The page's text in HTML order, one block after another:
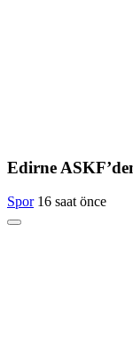
Edirne
Spor 16 saat önce